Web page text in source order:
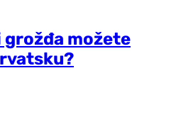
grožđa možete